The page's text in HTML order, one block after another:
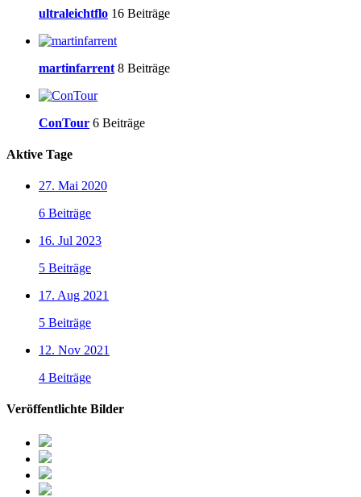
ultraleichtflo 16 Beiträge
martinfarrent 8 Beiträge
ConTour 6 Beiträge
Aktive Tage
27. Mai 2020
6 Beiträge
16. Jul 2023
5 Beiträge
17. Aug 2021
5 Beiträge
12. Nov 2021
4 Beiträge
Veröffentlichte Bilder